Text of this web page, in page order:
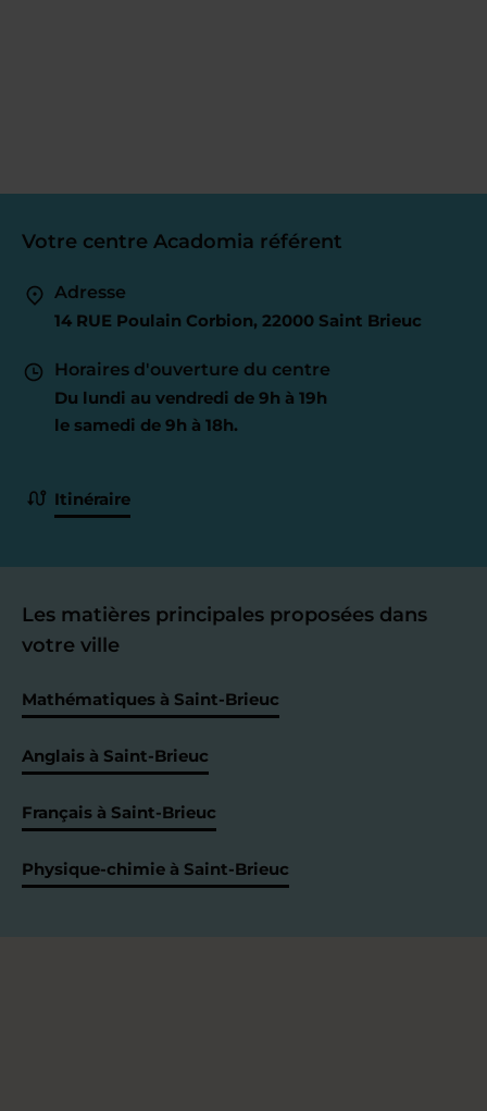
Votre centre Acadomia référent
Adresse
14 RUE Poulain Corbion, 22000 Saint Brieuc
Horaires d'ouverture du centre
Du lundi au vendredi de 9h à 19h
le samedi de 9h à 18h.
Itinéraire
Les matières principales proposées dans
votre ville
Mathématiques à Saint-Brieuc
Anglais à Saint-Brieuc
Français à Saint-Brieuc
Physique-chimie à Saint-Brieuc